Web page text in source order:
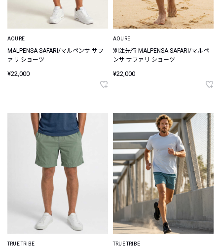
AOURE
MALPENSA SAFARI/マルペンサ サフ
ァリ ショーツ
¥22,000
AOURE
別注先行 MALPENSA SAFARI/マルペ
ンサ サファリ ショーツ
¥22,000
TRUE TRIBE TRUE TRIBE